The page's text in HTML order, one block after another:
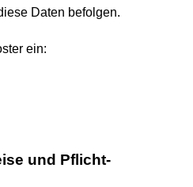
Daten befolgen.
ein:
und Pflicht­